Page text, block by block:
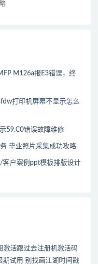
M126a报E3错误，终
打印机屏幕不显示怎么
59.C0错误故障维修
毕业照片采集成功攻略
户案例ppt模板排版设计
激活跟过去注册机激活码
期试用 别找画江湖时间戳